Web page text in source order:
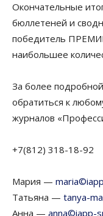
Окончательные
бюллетеней и
победитель
наибольшее
За более
обратиться к
журналов
+7(812) 318-18-92
Мария —
Татьяна — tanya-
Анна — anna©iapp-